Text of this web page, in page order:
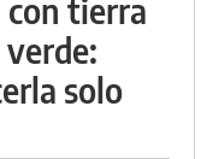
con tierra
solo